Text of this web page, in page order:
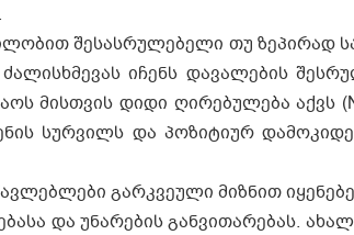
შესასრულებელი თუ ზეპირად
იჩენს და­ვა­ლე­ბის
მის­თ­ვის დი­დი ღი­რე­ბუ­ლე­ბა აქვს
სურ­ვილს და პო­ზი­ტი­ურ
გარკვეული მიზნით
და უნარების განვითარებას.